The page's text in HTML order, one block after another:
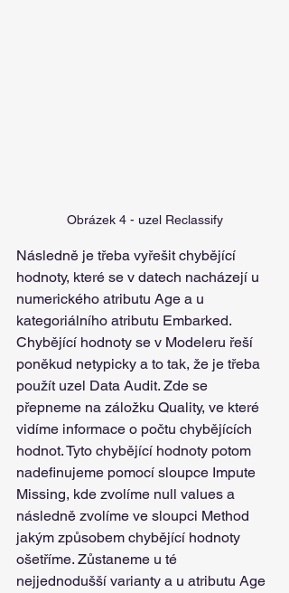
Obrázek 4 - uzel Reclassify
Následně je třeba vyřešit chybějící
hodnoty, které se v datech nacházejí u
numerického atributu Age a u
kategoriálního atributu Embarked.
Chybějící hodnoty se v Modeleru řeší
poněkud netypicky a to tak, že je třeba
použít uzel Data Audit. Zde se
přepneme na záložku Quality, ve které
vidíme informace o počtu chybějících
hodnot. Tyto chybějící hodnoty potom
nadefinujeme pomocí sloupce Impute
Missing, kde zvolíme null values a
následně zvolíme ve sloupci Method
jakým způsobem chybějící hodnoty
ošetříme. Zůstaneme u té
nejjednodušší varianty a u atributu Age